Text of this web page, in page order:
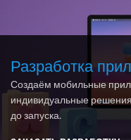
Разработка
Создаём мобильные
индивидуальные
до запуска.